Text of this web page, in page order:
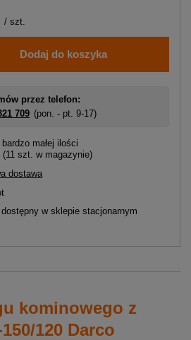
/ szt.
Dodaj do koszyka
przez telefon:
709 (pon. - pt. 9-17)
małej ilości
(11 szt. w magazynie)
dostawa
w sklepie stacjonarnym
kominowego z
120 Darco